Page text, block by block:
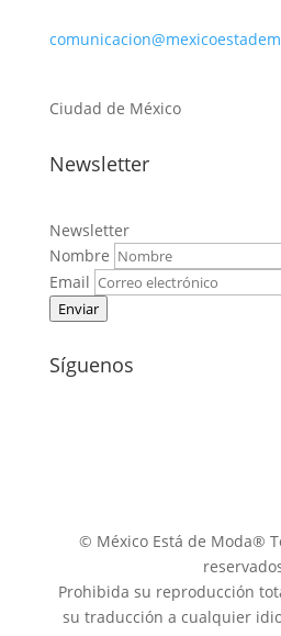
Ciudad de México
Newsletter
Newsletter
Nombre
Email
Enviar
Síguenos
© México Está de Moda®
Prohibida su reproducción
su traducción a cualquier